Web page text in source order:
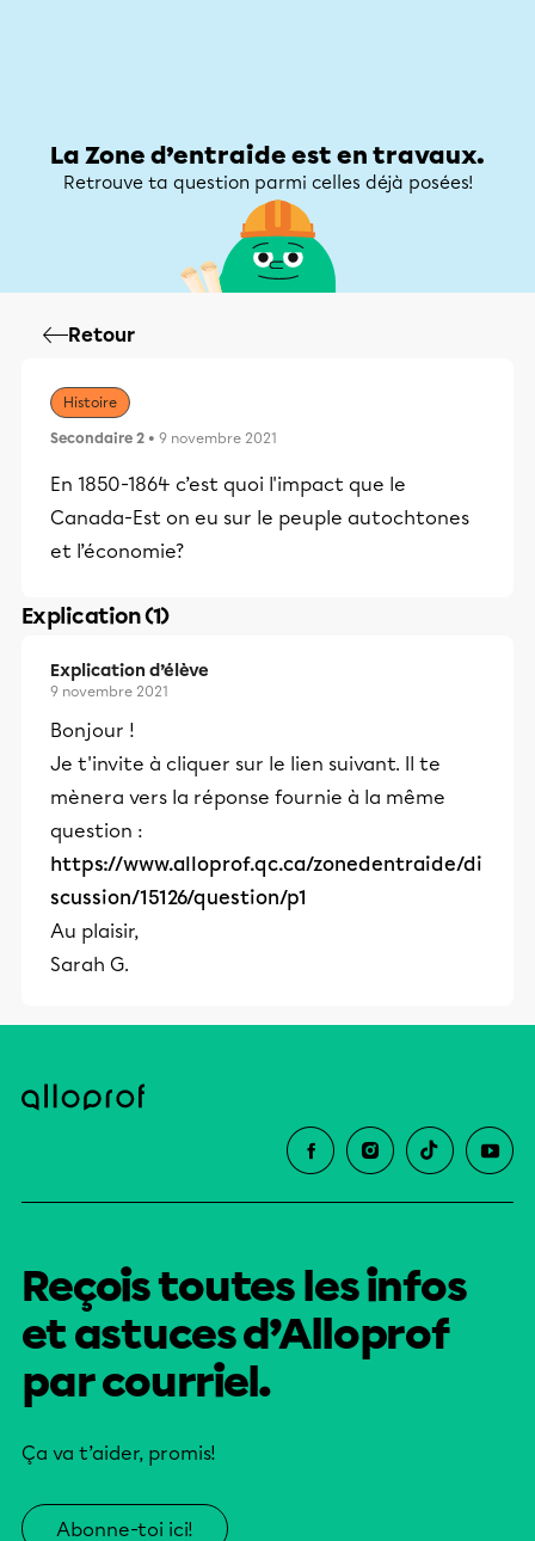
La Zone d’entraide est en travaux.
Retrouve ta question parmi celles déjà posées!
Retour
Histoire
Secondaire 2 • 9 novembre 2021
En 1850-1864 c’est quoi l'impact que le
Canada-Est on eu sur le peuple autochtones
et l’économie?
Explication (1)
Explication d’élève
9 novembre 2021
Bonjour !
Je t'invite à cliquer sur le lien suivant. Il te
mènera vers la réponse fournie à la même
question :
https://www.alloprof.qc.ca/zonedentraide/di
scussion/15126/question/p1
Au plaisir,
Sarah G.
Reçois toutes les infos
et astuces d’Alloprof
par courriel.
Ça va t’aider, promis!
Abonne-toi ici!